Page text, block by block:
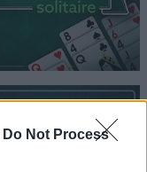
Do Not Process